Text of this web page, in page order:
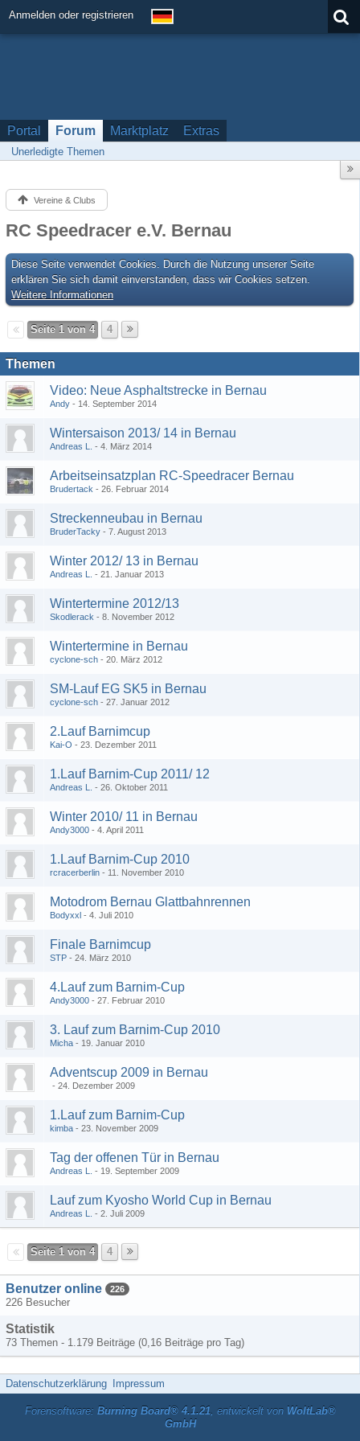
Anmelden oder registrieren
Portal Forum Marktplatz Extras
Unerledigte Themen
Vereine & Clubs
RC Speedracer e.V. Bernau
Diese Seite verwendet Cookies. Durch die Nutzung unserer Seite
erklären Sie sich damit einverstanden, dass wir Cookies setzen.
Weitere Informationen
Seite 1 von 4 4
Themen
Video: Neue Asphaltstrecke in Bernau
Andy 14. September 2014
Wintersaison 2013/ 14 in Bernau
Andreas L. 4. März 2014
Arbeitseinsatzplan RC-Speedracer Bernau
Brudertack 26. Februar 2014
Streckenneubau in Bernau
BruderTacky 7. August 2013
Winter 2012/ 13 in Bernau
Andreas L. 21. Januar 2013
Wintertermine 2012/13
Skodlerack 8. November 2012
Wintertermine in Bernau
cyclone-sch 20. März 2012
SM-Lauf EG SK5 in Bernau
cyclone-sch 27. Januar 2012
2.Lauf Barnimcup
Kai-O 23. Dezember 2011
1.Lauf Barnim-Cup 2011/ 12
Andreas L. 26. Oktober 2011
Winter 2010/ 11 in Bernau
Andy3000 4. April 2011
1.Lauf Barnim-Cup 2010
rcracerberlin 11. November 2010
Motodrom Bernau Glattbahnrennen
Bodyxxl 4. Juli 2010
Finale Barnimcup
STP 24. März 2010
4.Lauf zum Barnim-Cup
Andy3000 27. Februar 2010
3. Lauf zum Barnim-Cup 2010
Micha 19. Januar 2010
Adventscup 2009 in Bernau
24. Dezember 2009
1.Lauf zum Barnim-Cup
kimba 23. November 2009
Tag der offenen Tür in Bernau
Andreas L. 19. September 2009
Lauf zum Kyosho World Cup in Bernau
Andreas L. 2. Juli 2009
Seite 1 von 4 4
Benutzer online 226
226 Besucher
Statistik
73 Themen - 1.179 Beiträge (0,16 Beiträge pro Tag)
Datenschutzerklärung Impressum
Forensoftware: Burning Board® 4.1.21, entwickelt von WoltLab®
GmbH